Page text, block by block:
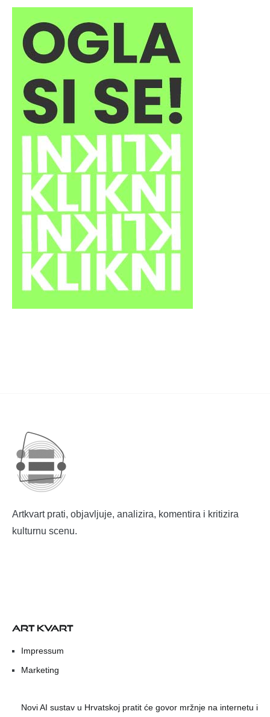
Artkvart prati, objavljuje, analizira, komentira i kritizira
kulturnu scenu.
ART KVART
Impressum
Marketing
Novi AI sustav u Hrvatskoj pratit će govor mržnje na internetu i